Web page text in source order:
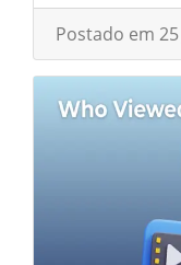
Postado em 25